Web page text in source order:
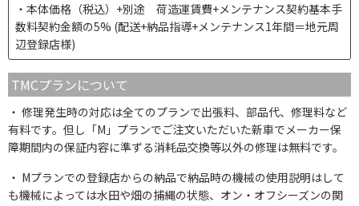
本体価格（税込）+別途 荷造運賃費+メンテナンス契約基本手
数料契約金額の5% (配送+納品指導+メンテナンス1年間＝地元周
辺登録店様)
TMCプランについて
修理発生時の対応は全てのプランで出張料、部品代、修理料など
有料です。但し「M」プランでご注文いただいた新車でメーカー保
障期間内の保証内容に準ずる消耗品交換等以外の修理は無料です。
Mプランでの登録店からの納品で納品時の機械の使用説明はして
も機械によっては水田や畑の捕縄の状態、オン・オフシーズンの関